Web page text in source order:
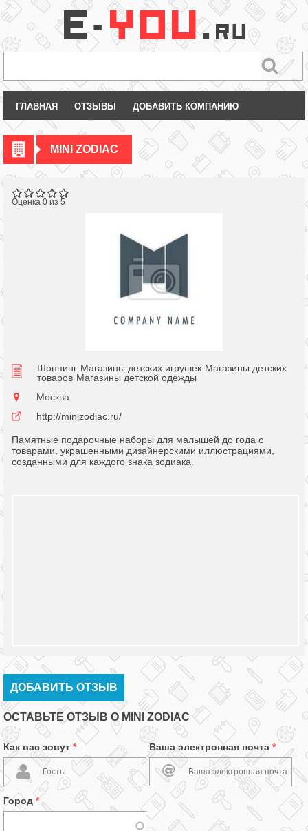
ГЛАВНАЯ ОТЗЫВЫ ДОБАВИТЬ КОМПАНИЮ
MINI ZODIAC
Оценка 0 из 5
Шоппинг Магазины детских игрушек Магазины детских
товаров Магазины детской одежды
Москва
http://minizodiac.ru/
Памятные подарочные наборы для малышей до года с
товарами, украшенными дизайнерскими иллюстрациями,
созданными для каждого знака зодиака.
ДОБАВИТЬ ОТЗЫВ
ОСТАВЬТЕ ОТЗЫВ О MINI ZODIAC
Как вас зовут * Ваша электронная почта *
Город *